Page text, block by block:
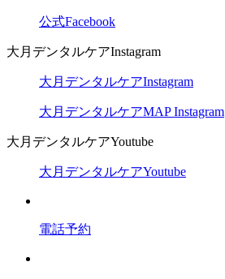
公式Facebook
大月デンタルケアInstagram
大月デンタルケアInstagram
大月デンタルケアMAP Instagram
大月デンタルケアYoutube
大月デンタルケアYoutube
電話予約